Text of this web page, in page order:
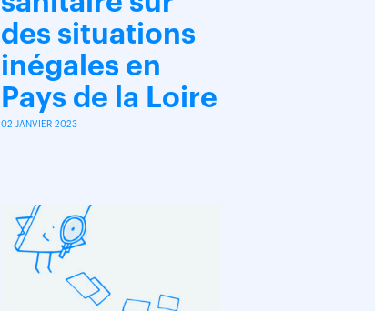
des situations
inégales en
Pays de la Loire
02 JANVIER 2023